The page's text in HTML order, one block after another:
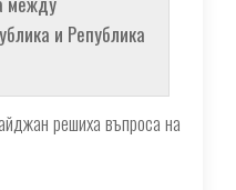
и Република
решиха въпроса на